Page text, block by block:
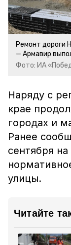
Ремонт дороги
— Армавир
Фото: ИА
Наряду с
крае
городах и
Ранее
сентября
улицы.
Читайте